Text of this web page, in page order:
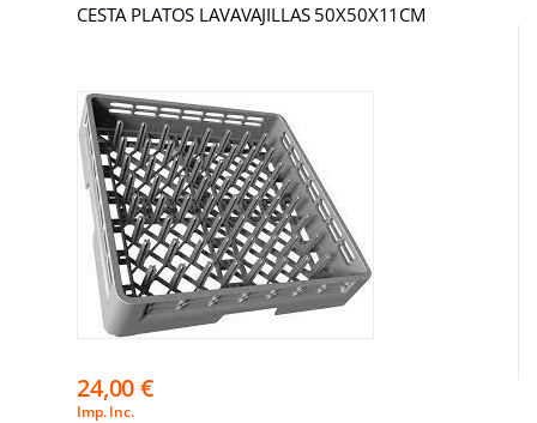
CESTA PLATOS LAVAVAJILLAS 50X50X11CM
24,00€
Imp. Inc.